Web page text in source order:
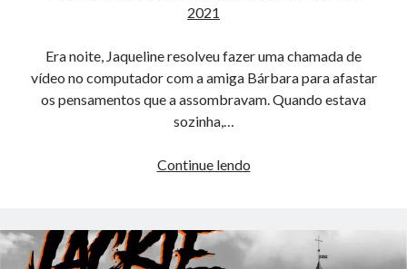
2021
Era noite, Jaqueline resolveu fazer uma chamada de
vídeo no computador com a amiga Bárbara para afastar
os pensamentos que a assombravam. Quando estava
sozinha,…
Continue lendoJack
Jackie
Tequila